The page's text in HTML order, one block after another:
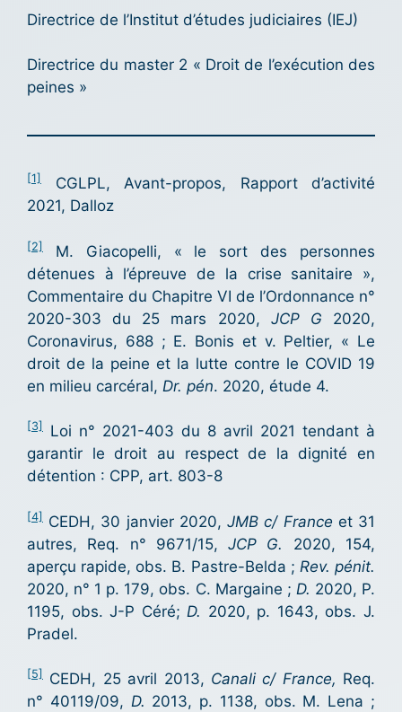
Directrice de l’Institut d’études judiciaires (IEJ)
Directrice du master 2 « Droit de l’exécution des
peines »
[1]
CGLPL, Avant-propos, Rapport d’activité
2021, Dalloz
[2]
M. Giacopelli, « le sort des personnes
détenues à l’épreuve de la crise sanitaire »,
Commentaire du Chapitre VI de l’Ordonnance n°
2020-303 du 25 mars 2020, JCP G 2020,
Coronavirus, 688 ; E. Bonis et v. Peltier, « Le
droit de la peine et la lutte contre le COVID 19
en milieu carcéral, Dr. pén. 2020, étude 4.
[3]
Loi n° 2021-403 du 8 avril 2021 tendant à
garantir le droit au respect de la dignité en
détention : CPP, art. 803-8
[4] CEDH, 30 janvier 2020,JMB c/ France et 31
autres, Req. n° 9671/15,JCP G. 2020, 154,
aperçu rapide, obs. B. Pastre-Belda ; Rev. pénit.
2020, n° 1 p. 179, obs. C. Margaine ; D. 2020, P.
1195, obs. J-P Céré; D. 2020, p. 1643, obs. J.
Pradel.
[5] CEDH, 25 avril 2013, Canali c/ France, Req.
n° 40119/09, D. 2013, p. 1138, obs. M. Lena ;